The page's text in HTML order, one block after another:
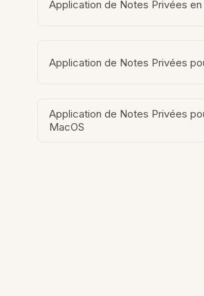
Application de Notes Privées
Application de Notes Privées
Application de Notes Privées
MacOS